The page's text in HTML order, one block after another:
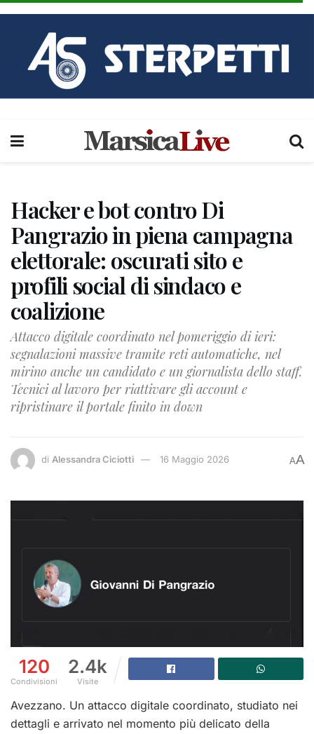
Hacker e bot contro Di
Pangrazio in piena campagna
elettorale: oscurati sito e
profili social di sindaco e
coalizione
Attacco digitale coordinato nel pomeriggio di ieri:
segnalazioni massive tramite reti automatiche, nel
mirino anche un candidato e un giornalista dello staff.
Tecnici al lavoro per riattivare gli account e
ripristinare il portale finito in down
di Alessandra Ciciotti 16 Maggio 2026 AA
120
Condivisioni
2.4k
Visite
Avezzano. Un attacco digitale coordinato, studiato nei
dettagli e arrivato nel momento più delicato della